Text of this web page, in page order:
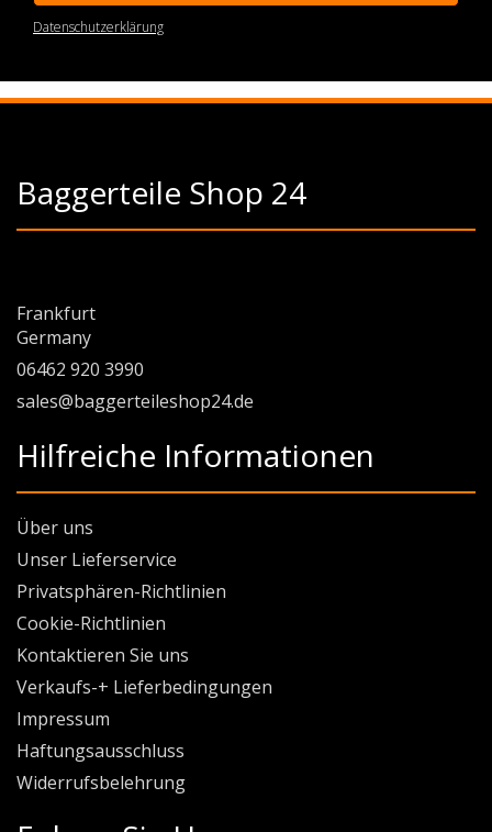
Datenschutzerklärung
Baggerteile Shop 24
Frankfurt
Germany
06462 920 3990
sales@baggerteileshop24.de
Hilfreiche Informationen
Über uns
Unser Lieferservice
Privatsphären-Richtlinien
Cookie-Richtlinien
Kontaktieren Sie uns
Verkaufs-+ Lieferbedingungen
Impressum
Haftungsausschluss
Widerrufsbelehrung